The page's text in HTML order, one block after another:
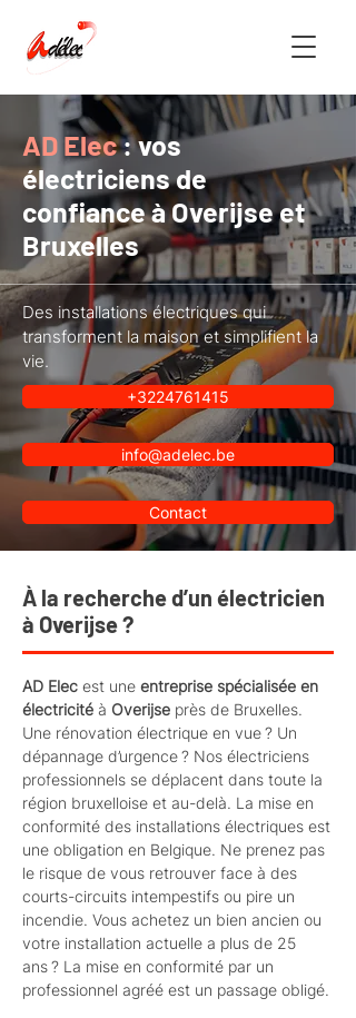
AD Elec: vos
électriciens de
confiance à Overijse et
Bruxelles
Des installations électriques qui
transforment la maison et simplifient la
vie.
+3224761415
info@adelec.be
Contact
À la recherche d’un électricien
à Overijse ?
AD Elec est une entreprise spécialisée en
électricité à Overijse près de Bruxelles.
Une rénovation électrique en vue ? Un
dépannage d’urgence ? Nos électriciens
professionnels se déplacent dans toute la
région bruxelloise et au-delà. La mise en
conformité des installations électriques est
une obligation en Belgique. Ne prenez pas
le risque de vous retrouver face à des
courts-circuits intempestifs ou pire un
incendie. Vous achetez un bien ancien ou
votre installation actuelle a plus de 25
ans ? La mise en conformité par un
professionnel agréé est un passage obligé.